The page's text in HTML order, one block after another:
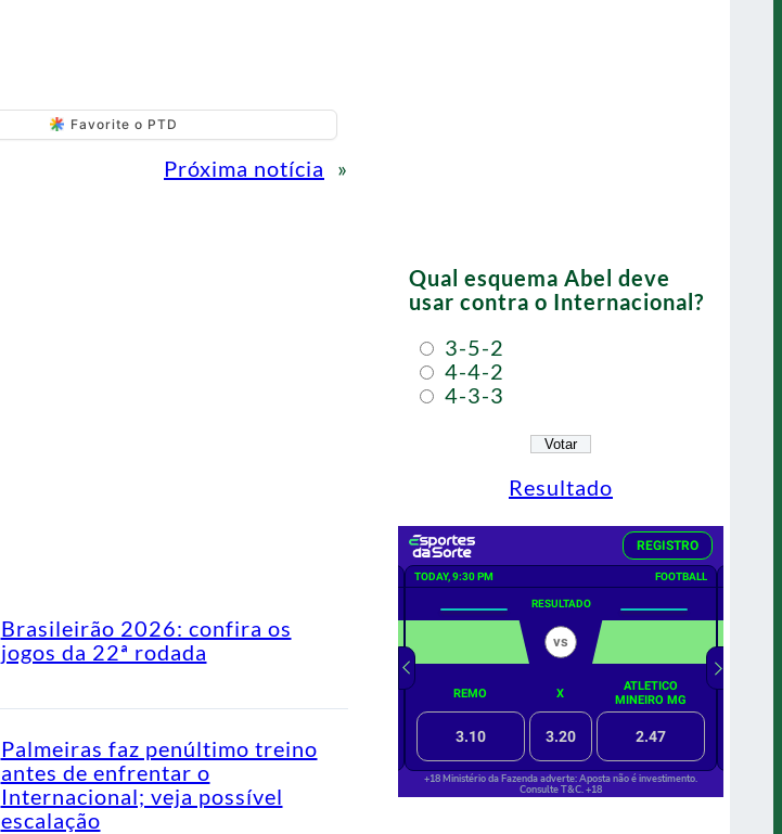
Favorite o PTD
Próxima notícia »
Brasileirão 2026: confira os
jogos da 22ª rodada
Palmeiras faz penúltimo treino
antes de enfrentar o
Internacional; veja possível
escalação
Qual esquema Abel deve
usar contra o Internacional?
3-5-2
4-4-2
4-3-3
Resultado